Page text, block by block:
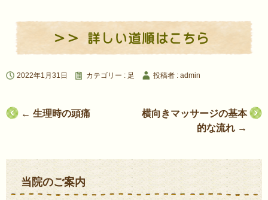
2022年1月31日 カテゴリー : 足 投稿者 : admin
投
ビ
ゲ
← 生理時の頭痛
横向きマッサージの基本
的な流れ →
当院のご案内